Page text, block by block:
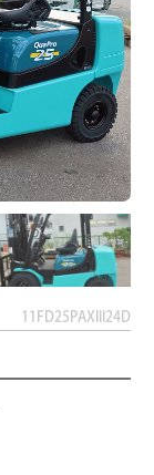
11FD25PAXIII24D